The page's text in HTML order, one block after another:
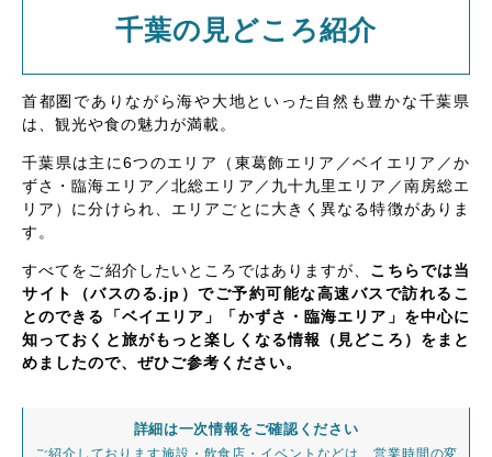
千葉の見どころ紹介
首都圏でありながら海や大地といった自然も豊かな千葉県
は、観光や食の魅力が満載。
千葉県は主に6つのエリア（東葛飾エリア／ベイエリア／か
ずさ・臨海エリア／北総エリア／九十九里エリア／南房総エ
リア）に分けられ、エリアごとに大きく異なる特徴がありま
す。
すべてをご紹介したいところではありますが、 こちらでは当
サイト（バスのる.jp）でご予約可能な高速バスで訪れるこ
とのできる「ベイエリア」「かずさ・臨海エリア」を中心に
知っておくと旅がもっと楽しくなる情報（見どころ）をまと
めましたので、ぜひご参考ください。
詳細は一次情報をご確認ください
ご紹介しております施設・飲食店・イベントなどは、営業時間の変